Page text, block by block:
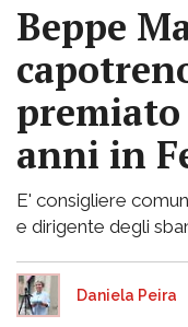
Beppe
anni in
E' consigliere
e dirigente degli
Daniela Peira